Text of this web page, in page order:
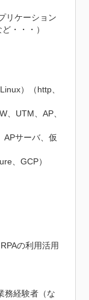
リケーション
・・・）
）（http、
、UTM、AP、
APサーバ、仮
、GCP）
の利用活用
務経験者（な